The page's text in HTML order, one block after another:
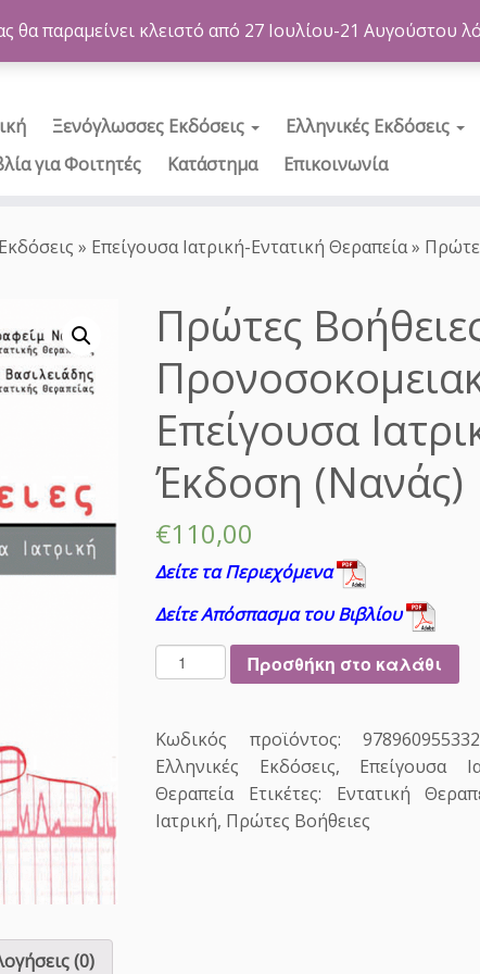
Ξενόγλωσσες Εκδόσεις Ελληνικές Εκδόσεις
για Φοιτητές
Κατάστημα Επικοινωνία
» Επείγουσα Ιατρική-Εντατική Θεραπεία»
Πρώτες
Επείγουσα
Έκδοση (Νανάς)
€110,00
Δείτε τα Περιεχόμενα
Δείτε Απόσπασμα του Βιβλίου
Π
ρ
ε
ς
Β
ο
Προσθήκη στο καλάθι
Κωδικός προϊόντος:
Ελληνικές Εκδόσεις, Επείγουσα
Θεραπεία
Ετικέτες: Εντατική
Ιατρική, Πρώτες Βοήθειες
(0)
θα παραμείνει κλειστό από 27 Ιουλίου-21 Αυγούστου